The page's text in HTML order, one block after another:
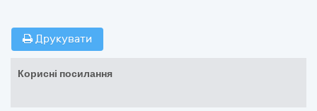
Друкувати
Корисні посилання